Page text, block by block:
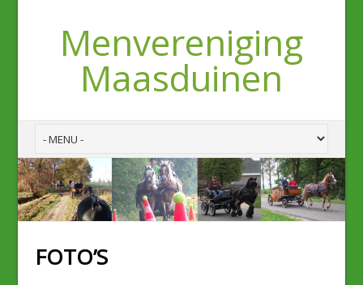
Menvereniging
Maasduinen
FOTO’S